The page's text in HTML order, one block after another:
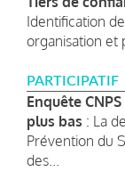
Identification
organisation et
PARTICIPATIF
Enquête
plus bas : La
Prévention du
des...